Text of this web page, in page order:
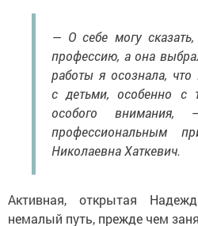
— О себе могу
профессию, а она
работы я осознала,
с детьми, особенно с
особого внимания,
профессиональным
Николаевна Хаткевич.
Активная, открытая
немалый путь, прежде чем